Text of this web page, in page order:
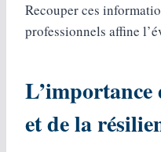
Recouper ces
professionnels affine
L’importance
et de la